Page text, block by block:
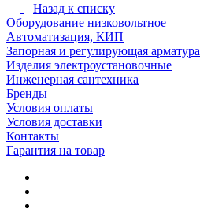
Назад к списку
Оборудование низковольтное
Автоматизация, КИП
Запорная и регулирующая арматура
Изделия электроустановочные
Инженерная сантехника
Бренды
Условия оплаты
Условия доставки
Контакты
Гарантия на товар